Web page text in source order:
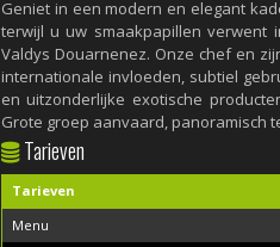
Geniet in een modern en elegant
terwijl u uw smaakpapillen verwent
Valdys Douarnenez. Onze chef en
internationale invloeden, subtiel
en uitzonderlijke exotische
Grote groep aanvaard, panoramisch
Tarieven
Tarieven
Menu